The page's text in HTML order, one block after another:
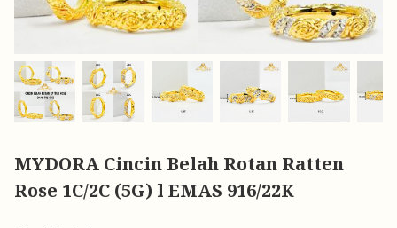
MYDORA Cincin Belah Rotan Ratten
Rose 1C/2C (5G) l EMAS 916/22K